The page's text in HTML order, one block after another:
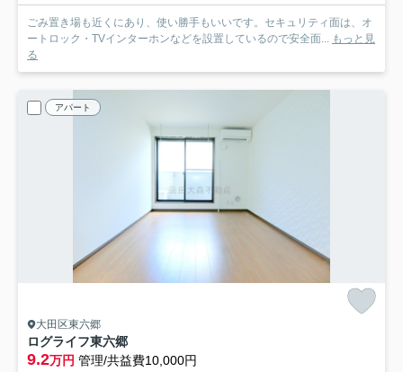
ごみ置き場も近くにあり、使い勝手もいいです。セキュリティ面は、オ
ートロック・TVインターホンなどを設置しているので安全面... もっと見
る
アパート
大田区東六郷
ログライフ東六郷
9.2万円 管理/共益費10,000円